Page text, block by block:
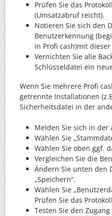
Prüfen Sie das
(Umsatzabruf reicht).
Notieren Sie sich den
Benutzerkennung
in Profi cash)mit
Vernichten Sie alle
Schlüsseldatei ein
Wenn Sie mehrere Profi
getrennte Installationen
Sicherheitsdatei in der
Melden Sie sich in der
Wählen Sie
Wählen Sie oben ggf.
Vergleichen Sie die
Ändern Sie unten den
„Speichern“.
Wählen Sie
Prüfen Sie das
Testen Sie den